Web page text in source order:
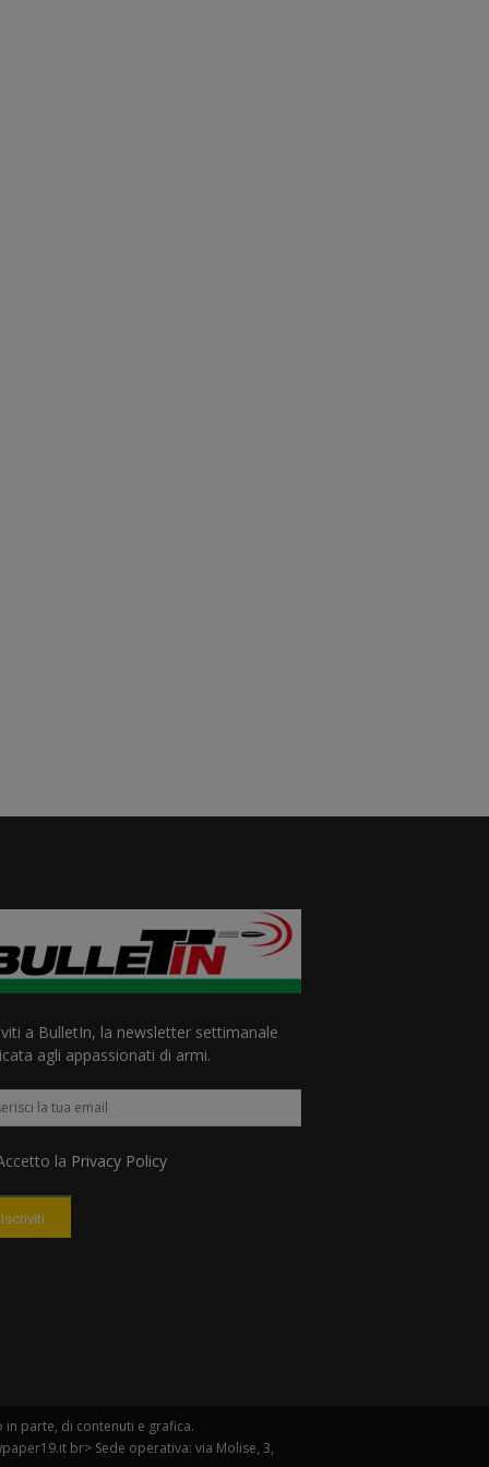
a BulletIn, la newsletter settimanale
agli appassionati di armi.
la Privacy Policy
Iscriviti
in parte, di contenuti e grafica.
br> Sede operativa: via Molise, 3,